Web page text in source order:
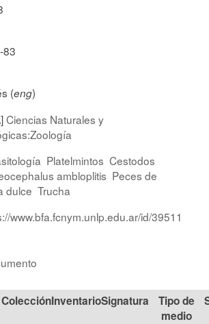
83
(eng)
Ciencias Naturales y
Platelmintos Cestodos
ambloplitis Peces de
dulce Trucha
www.bfa.fcnym.unlp.edu.ar/id/39511
Colección Signatura
Tipo de
medio